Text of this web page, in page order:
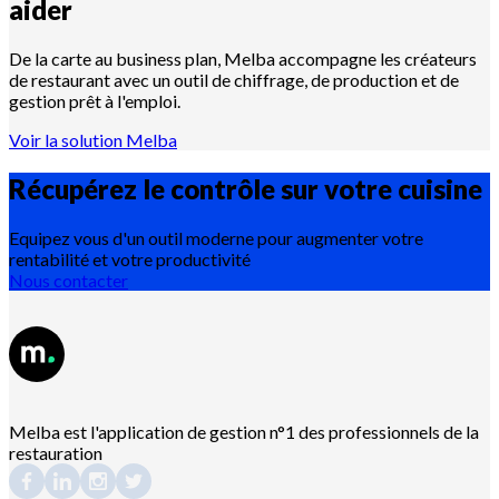
aider
De la carte au business plan, Melba accompagne les créateurs
de restaurant avec un outil de chiffrage, de production et de
gestion prêt à l'emploi.
Voir la solution Melba
Récupérez le contrôle sur votre cuisine
Equipez vous d'un outil moderne pour augmenter votre
rentabilité et votre productivité
Nous contacter
Melba est l'application de gestion n°1 des professionnels de la
restauration